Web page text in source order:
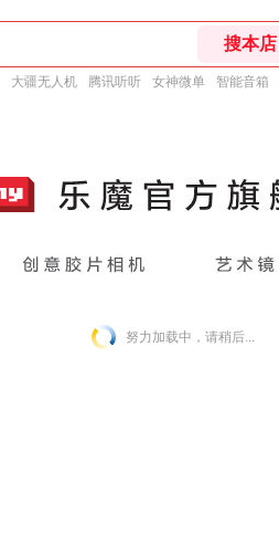
大疆无人机 腾讯听听 女神微单 智能音箱
努力加载中，请稍后...